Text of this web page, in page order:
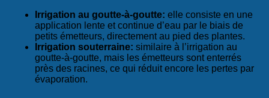
Irrigation au goutte-à-goutte: elle consiste en une
application lente et continue d’eau par le biais de
petits émetteurs, directement au pied des plantes.
Irrigation souterraine: similaire à l’irrigation au
goutte-à-goutte, mais les émetteurs sont enterrés
près des racines, ce qui réduit encore les pertes par
évaporation.